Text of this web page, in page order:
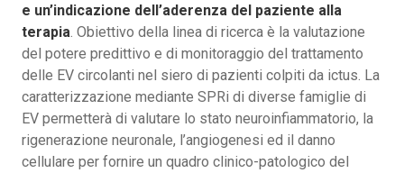
e un’indicazione dell’aderenza del paziente alla
terapia . Obiettivo della linea di ricerca è la valutazione
del potere predittivo e di monitoraggio del trattamento
delle EV circolanti nel siero di pazienti colpiti da ictus. La
caratterizzazione mediante SPRi di diverse famiglie di
EV permetterà di valutare lo stato neuroinfiammatorio, la
rigenerazione neuronale, l’angiogenesi ed il danno
cellulare per fornire un quadro clinico-patologico del